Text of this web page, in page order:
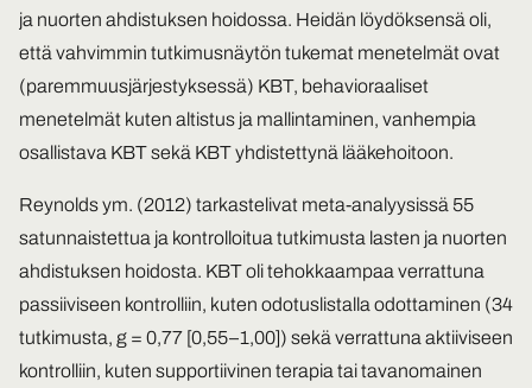
ja nuorten ahdistuksen hoidossa. Heidän löydöksensä oli,
että vahvimmin tutkimusnäytön tukemat menetelmät ovat
(paremmuusjärjestyksessä) KBT, behavioraaliset
menetelmät kuten altistus ja mallintaminen, vanhempia
osallistava KBT sekä KBT yhdistettynä lääkehoitoon.
Reynolds ym. (2012) tarkastelivat meta-analyysissä 55
satunnaistettua ja kontrolloitua tutkimusta lasten ja nuorten
ahdistuksen hoidosta. KBT oli tehokkaampaa verrattuna
passiiviseen kontrolliin, kuten odotuslistalla odottaminen (34
tutkimusta, g = 0,77 [0,55–1,00]) sekä verrattuna aktiiviseen
kontrolliin, kuten supportiivinen terapia tai tavanomainen